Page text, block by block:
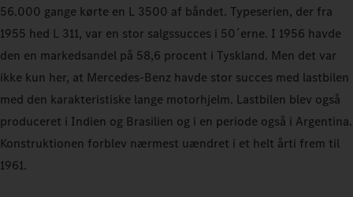
56.000 gange kørte en L 3500 af båndet. Typeserien, der fra
1955 hed L 311, var en stor salgssucces i 50´erne. I 1956 havde
den en markedsandel på 58,6 procent i Tyskland. Men det var
ikke kun her, at Mercedes‑Benz havde stor succes med lastbilen
med den karakteristiske lange motorhjelm. Lastbilen blev også
produceret i Indien og Brasilien og i en periode også i Argentina.
Konstruktionen forblev nærmest uændret i et helt årti frem til
1961.